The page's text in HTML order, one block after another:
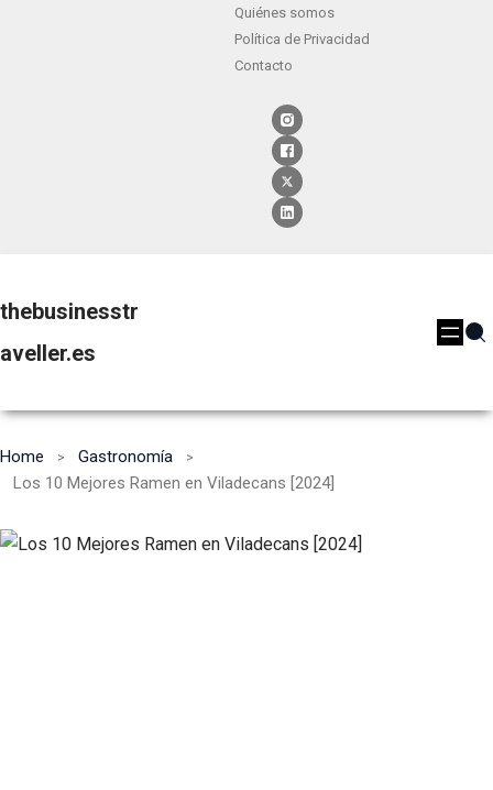
Quiénes somos
Política de Privacidad
Contacto
thebusinesstr
aveller.es
Home
Gastronomía
Los 10 Mejores Ramen en Viladecans [2024]